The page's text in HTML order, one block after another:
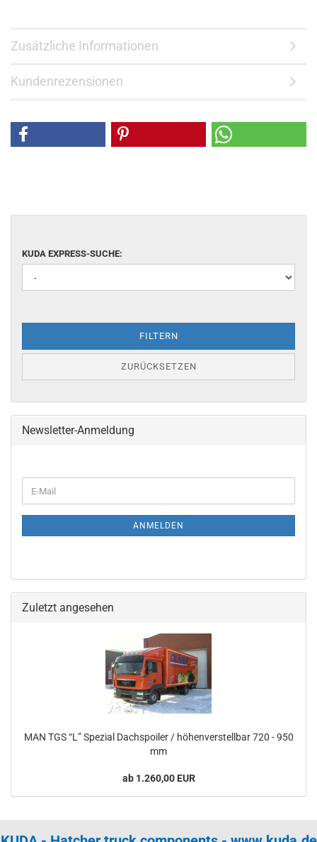
Zusätzliche Informationen
Kundenrezensionen
KUDA EXPRESS-SUCHE:
FILTERN
ZURÜCKSETZEN
Newsletter-Anmeldung
ANMELDEN
Zuletzt angesehen
MAN TGS “L” Spezial Dachspoiler / höhenverstellbar 720 - 950
mm
ab 1.260,00 EUR